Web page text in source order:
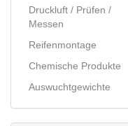
Druckluft / Prüfen /
Messen
Reifenmontage
Chemische Produkte
Auswuchtgewichte